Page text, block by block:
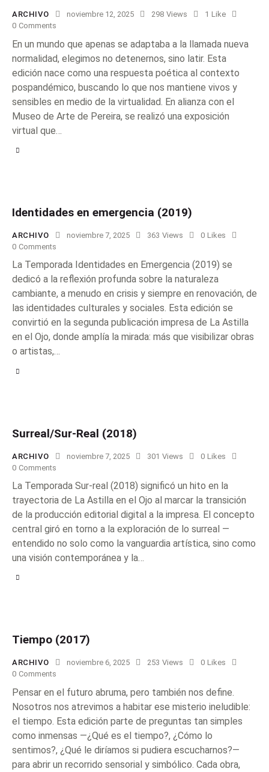
ARCHIVO noviembre 12, 2025 298 Views 1 Like
0 Comments
En un mundo que apenas se adaptaba a la llamada nueva
normalidad, elegimos no detenernos, sino latir. Esta
edición nace como una respuesta poética al contexto
pospandémico, buscando lo que nos mantiene vivos y
sensibles en medio de la virtualidad. En alianza con el
Museo de Arte de Pereira, se realizó una exposición
virtual que…
Identidades en emergencia (2019)
ARCHIVO noviembre 7, 2025 363 Views 0 Likes
0 Comments
La Temporada Identidades en Emergencia (2019) se
dedicó a la reflexión profunda sobre la naturaleza
cambiante, a menudo en crisis y siempre en renovación, de
las identidades culturales y sociales. Esta edición se
convirtió en la segunda publicación impresa de La Astilla
en el Ojo, donde amplía la mirada: más que visibilizar obras
o artistas,…
Surreal/Sur-Real (2018)
ARCHIVO noviembre 7, 2025 301 Views 0 Likes
0 Comments
La Temporada Sur-real (2018) significó un hito en la
trayectoria de La Astilla en el Ojo al marcar la transición
de la producción editorial digital a la impresa. El concepto
central giró en torno a la exploración de lo surreal —
entendido no solo como la vanguardia artística, sino como
una visión contemporánea y la…
Tiempo (2017)
ARCHIVO noviembre 6, 2025 253 Views 0 Likes
0 Comments
Pensar en el futuro abruma, pero también nos define.
Nosotros nos atrevimos a habitar ese misterio ineludible:
el tiempo. Esta edición parte de preguntas tan simples
como inmensas —¿Qué es el tiempo?, ¿Cómo lo
sentimos?, ¿Qué le diríamos si pudiera escucharnos?—
para abrir un recorrido sensorial y simbólico. Cada obra,